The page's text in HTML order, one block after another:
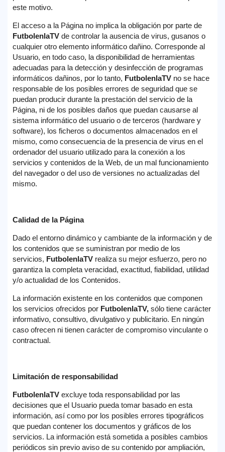
este motivo.
El acceso a la Página no implica la obligación por parte de
FutbolenlaTV de controlar la ausencia de virus, gusanos o
cualquier otro elemento informático dañino. Corresponde al
Usuario, en todo caso, la disponibilidad de herramientas
adecuadas para la detección y desinfección de programas
informáticos dañinos, por lo tanto, FutbolenlaTV no se hace
responsable de los posibles errores de seguridad que se
puedan producir durante la prestación del servicio de la
Página, ni de los posibles daños que puedan causarse al
sistema informático del usuario o de terceros (hardware y
software), los ficheros o documentos almacenados en el
mismo, como consecuencia de la presencia de virus en el
ordenador del usuario utilizado para la conexión a los
servicios y contenidos de la Web, de un mal funcionamiento
del navegador o del uso de versiones no actualizadas del
mismo.
Calidad de la Página
Dado el entorno dinámico y cambiante de la información y de
los contenidos que se suministran por medio de los
servicios, FutbolenlaTV realiza su mejor esfuerzo, pero no
garantiza la completa veracidad, exactitud, fiabilidad, utilidad
y/o actualidad de los Contenidos.
La información existente en los contenidos que componen
los servicios ofrecidos por FutbolenlaTV, sólo tiene carácter
informativo, consultivo, divulgativo y publicitario. En ningún
caso ofrecen ni tienen carácter de compromiso vinculante o
contractual.
Limitación de responsabilidad
FutbolenlaTV excluye toda responsabilidad por las
decisiones que el Usuario pueda tomar basado en esta
información, así como por los posibles errores tipográficos
que puedan contener los documentos y gráficos de los
servicios. La información está sometida a posibles cambios
periódicos sin previo aviso de su contenido por ampliación,